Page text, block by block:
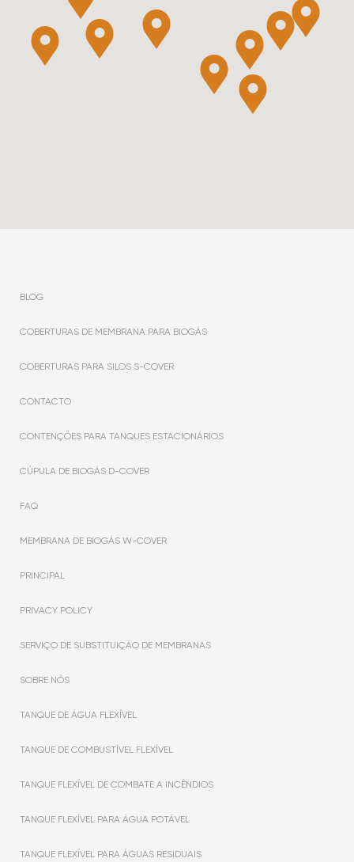
BLOG
COBERTURAS DE MEMBRANA PARA BIOGÁS
COBERTURAS PARA SILOS S-COVER
CONTACTO
CONTENÇÕES PARA TANQUES ESTACIONÁRIOS
CÚPULA DE BIOGÁS D-COVER
FAQ
MEMBRANA DE BIOGÁS W-COVER
PRINCIPAL
PRIVACY POLICY
SERVIÇO DE SUBSTITUIÇÃO DE MEMBRANAS
SOBRE NÓS
TANQUE DE ÁGUA FLEXÍVEL
TANQUE DE COMBUSTÍVEL FLEXÍVEL
TANQUE FLEXÍVEL DE COMBATE A INCÊNDIOS
TANQUE FLEXÍVEL PARA ÁGUA POTÁVEL
TANQUE FLEXÍVEL PARA ÁGUAS RESIDUAIS